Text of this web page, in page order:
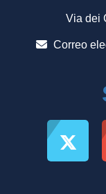
Via dei
Correo